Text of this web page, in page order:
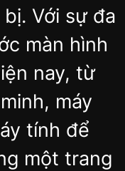
Với sự đa
màn hình
nay, từ
máy
tính để
một trang